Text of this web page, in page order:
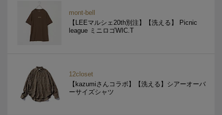
mont-bell
【LEEマルシェ20th別注】【洗える】 Picnic
league ミニロゴWIC.T
12closet
【kazumiさんコラボ】【洗える】シアーオーバ
ーサイズシャツ